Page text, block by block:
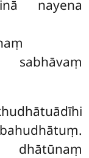
nayena
dhātūnaṃ